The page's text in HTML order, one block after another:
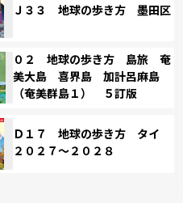
Ｊ３３ 地球の歩き方 墨田区
０２ 地球の歩き方 島旅 奄
美大島 喜界島 加計呂麻島
（奄美群島１） ５訂版
Ｄ１７ 地球の歩き方 タイ
２０２７～２０２８